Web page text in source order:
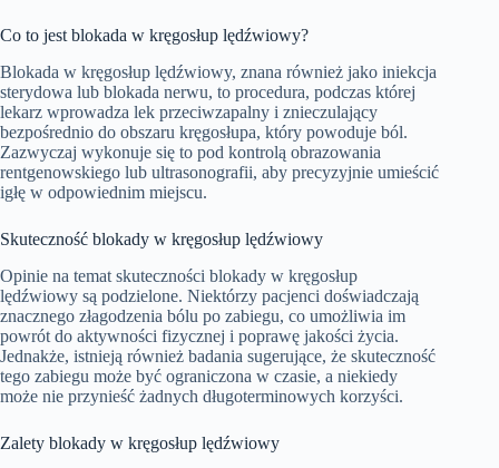
Co to jest blokada w kręgosłup lędźwiowy?
Blokada w kręgosłup lędźwiowy, znana również jako iniekcja
sterydowa lub blokada nerwu, to procedura, podczas której
lekarz wprowadza lek przeciwzapalny i znieczulający
bezpośrednio do obszaru kręgosłupa, który powoduje ból.
Zazwyczaj wykonuje się to pod kontrolą obrazowania
rentgenowskiego lub ultrasonografii, aby precyzyjnie umieścić
igłę w odpowiednim miejscu.
Skuteczność blokady w kręgosłup lędźwiowy
Opinie na temat skuteczności blokady w kręgosłup
lędźwiowy są podzielone. Niektórzy pacjenci doświadczają
znacznego złagodzenia bólu po zabiegu, co umożliwia im
powrót do aktywności fizycznej i poprawę jakości życia.
Jednakże, istnieją również badania sugerujące, że skuteczność
tego zabiegu może być ograniczona w czasie, a niekiedy
może nie przynieść żadnych długoterminowych korzyści.
Zalety blokady w kręgosłup lędźwiowy